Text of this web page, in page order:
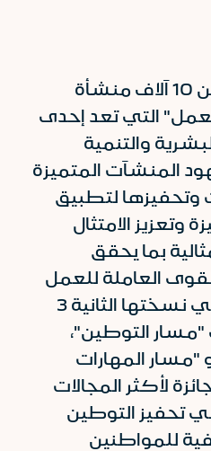
جدير بالذكر أن أكثر من 10 آلاف منشأة
التي تعد إحدى
والتنمية
المنشآت المتميزة
لتطبيق
وتعزيز الامتثال
بما يحقق
العاملة للعمل
فيها. تشمل الجائزة في نسختها الثانية 3
التوطين"،
"مسار المهارات
تشمل 24 جائزة لأكثر المجالات
تحفيز التوطين
للمواطنين